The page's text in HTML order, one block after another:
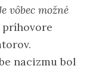
vôbec možné
príhovore
nacizmu bol